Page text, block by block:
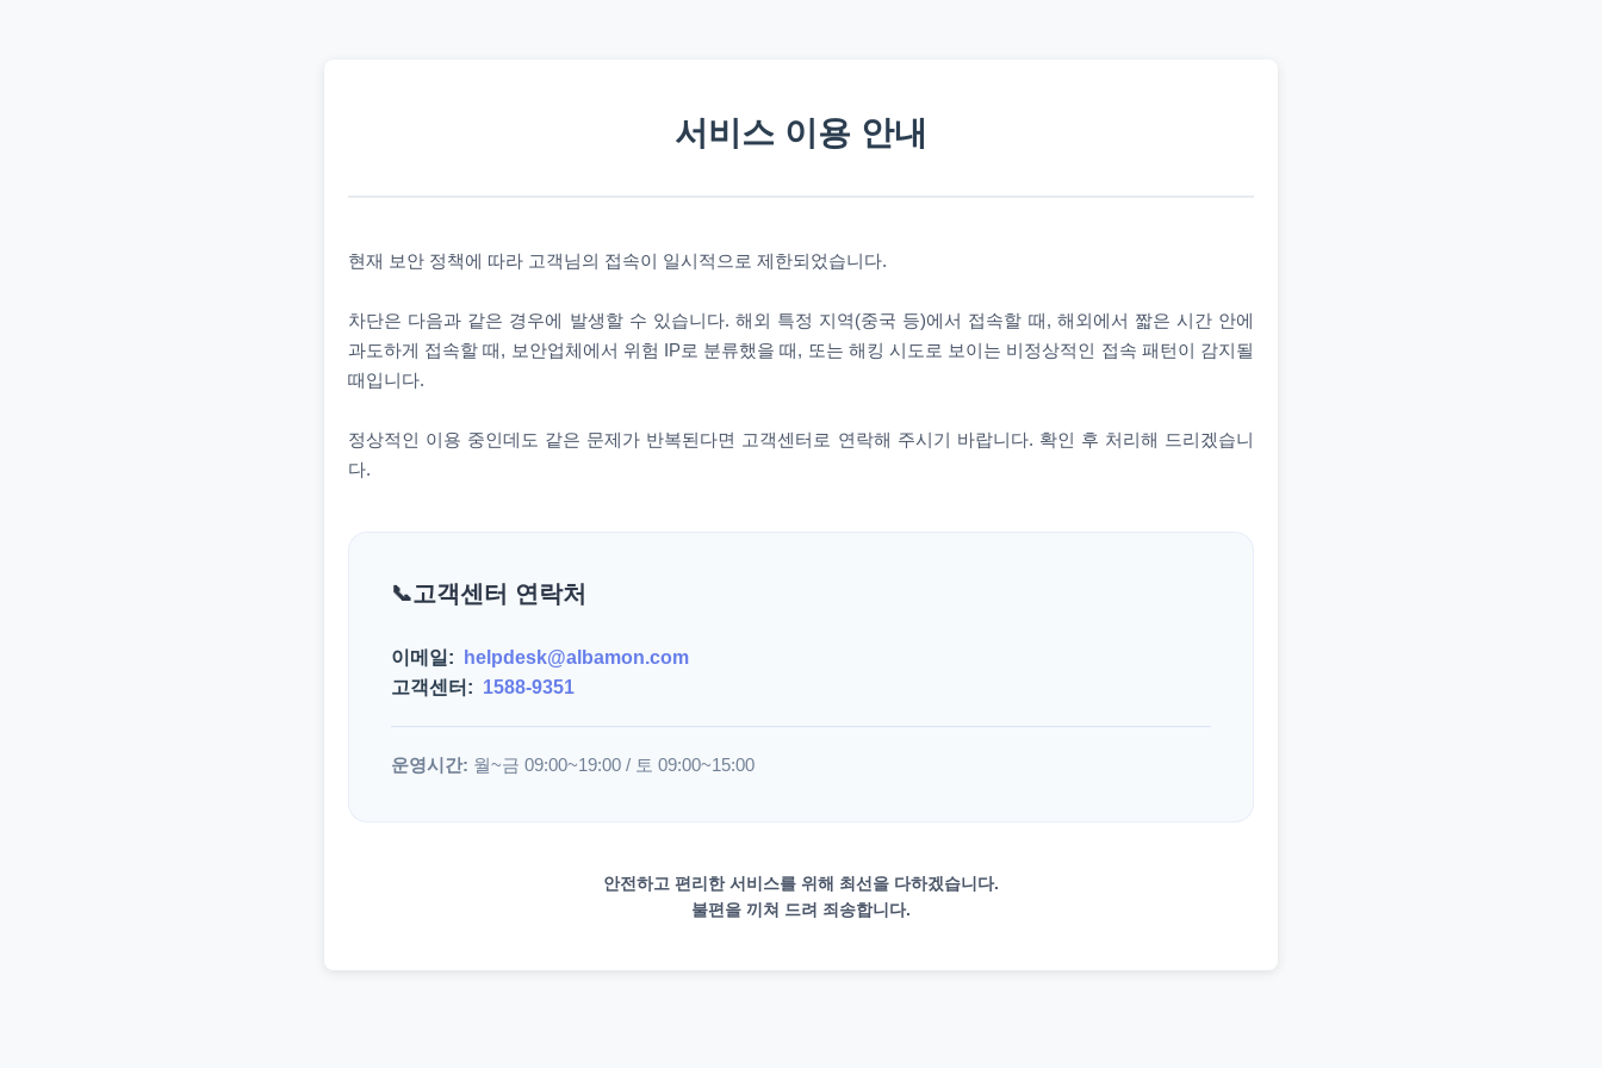
서비스 이용 안내
현재 보안 정책에 따라 고객님의 접속이 일시적으로 제한되었습니다.
차단은 다음과 같은 경우에 발생할 수 있습니다. 해외 특정 지역(중국 등)에서 접속할 때, 해외에서 짧은 시간 안에
과도하게 접속할 때, 보안업체에서 위험 IP로 분류했을 때, 또는 해킹 시도로 보이는 비정상적인 접속 패턴이 감지될
때입니다.
정상적인 이용 중인데도 같은 문제가 반복된다면 고객센터로 연락해 주시기 바랍니다. 확인 후 처리해 드리겠습니
다.
고객센터 연락처
이메일:
helpdesk@albamon.com
고객센터: 1588-9351
운영시간: 월~금 09:00~19:00 / 토 09:00~15:00
안전하고 편리한 서비스를 위해 최선을 다하겠습니다.
불편을 끼쳐 드려 죄송합니다.